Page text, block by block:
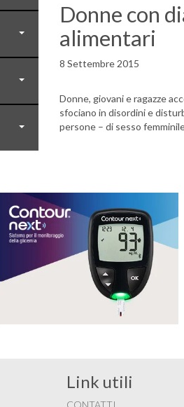
Donne con
alimentari
8 Settembre 2015
Donne, giovani e ragazze
sfociano in disordini e
persone – di sesso
Link utili
CONTATTI